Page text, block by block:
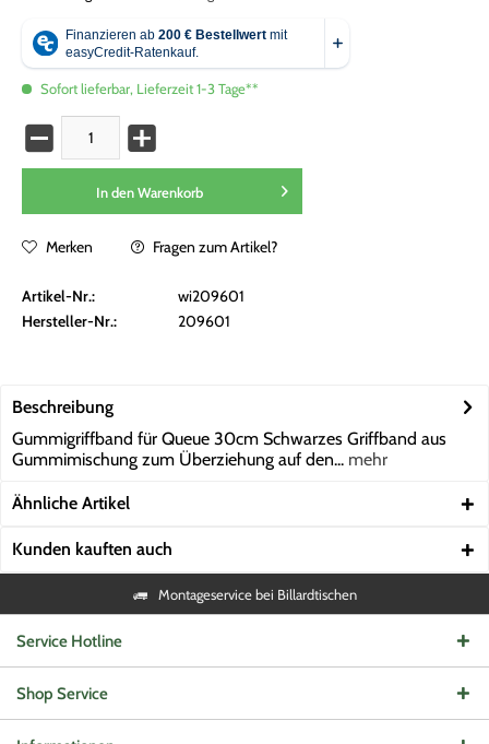
Sofort lieferbar, Lieferzeit 1-3 Tage**
In den Warenkorb
Merken Fragen zum Artikel?
Artikel-Nr.:
wi209601
Hersteller-Nr.:
209601
Beschreibung
Gummigriffband für Queue 30cm Schwarzes Griffband aus
Gummimischung zum Überziehung auf den... mehr
Ähnliche Artikel
Kunden kauften auch
Montageservice bei Billardtischen
Service Hotline
Shop Service